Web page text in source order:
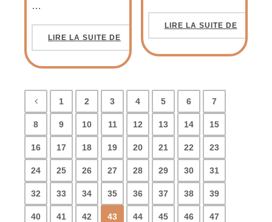
…
LIRE LA SUITE DE
LIRE LA SUITE DE
1 2 3 4 5 6 7
8 9 10 11 12 13 14 15
16 17 18 19 20 21 22 23
24 25 26 27 28 29 30 31
32 33 34 35 36 37 38 39
40 41 42 43 44 45 46 47